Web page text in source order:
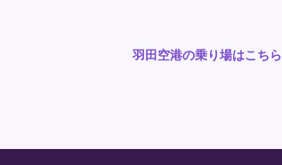
羽田空港の乗り場はこちら